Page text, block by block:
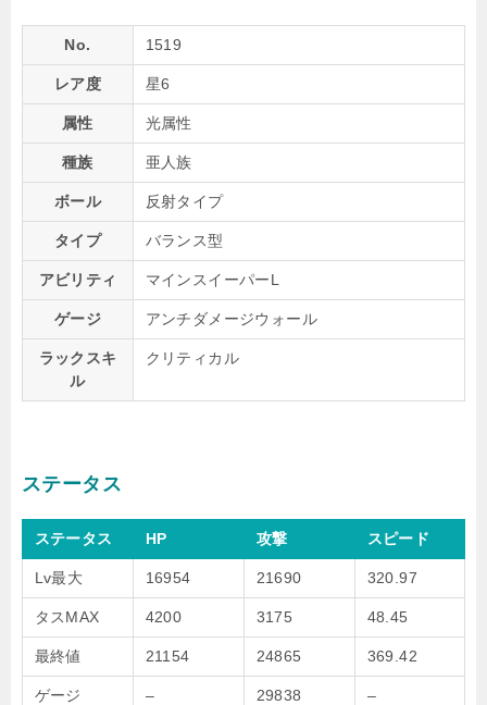
No. 1519
レア度 星6
属性 光属性
種族 亜人族
ボール 反射タイプ
タイプ バランス型
アビリティ マインスイーパーL
ゲージ アンチダメージウォール
ラックスキ
ル
クリティカル
ステータス
ステータス HP 攻撃 スピード
Lv最大 16954 21690 320.97
タスMAX 4200 3175 48.45
最終値 21154 24865 369.42
ゲージ – 29838 –